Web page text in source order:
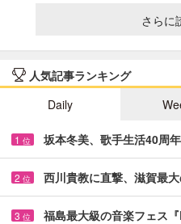
さらに
人気記事ランキング
Daily
1 位 坂本冬美、歌手生活40周
2 位 西川貴教に直撃、滋賀最
3 位 福島最大級の音楽フェス